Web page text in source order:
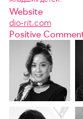
Website
dio-rit.com
Positive